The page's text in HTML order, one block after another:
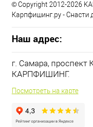
© Copyright 2012-2026
Карпфишинг.ру - Снасти
Наш адрес:
г. Самара, проспект
КАРПФИШИНГ.
Посмотреть на карте